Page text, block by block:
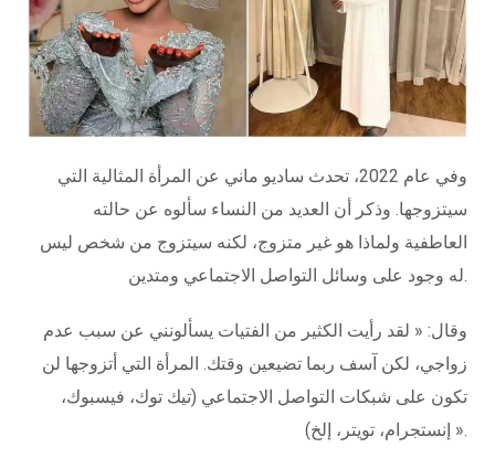
وفي عام 2022، تحدث ساديو ماني عن المرأة المثالية التي
سيتزوجها. وذكر أن العديد من النساء سألوه عن حالته
العاطفية ولماذا هو غير متزوج، لكنه سيتزوج من شخص ليس
له وجود على وسائل التواصل الاجتماعي ومتدين.
وقال: « لقد رأيت الكثير من الفتيات يسألونني عن سبب عدم
زواجي، لكن آسف ربما تضيعين وقتك. المرأة التي أتزوجها لن
تكون على شبكات التواصل الاجتماعي (تيك توك، فيسبوك،
إنستجرام، تويتر، إلخ) ».